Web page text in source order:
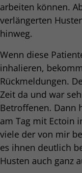
arbeiten können.
verlängerten
hinweg.
Wenn diese
inhalieren,
Rückmeldungen.
Zeit da und war
Betroffenen. Dann
am Tag mit Ectoin
viele der von mir
es ihnen deutlich
Husten auch ganz